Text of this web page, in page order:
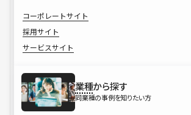
コーポレートサイト
採用サイト
サービスサイト
業種から探す
同業種の事例を知りたい方